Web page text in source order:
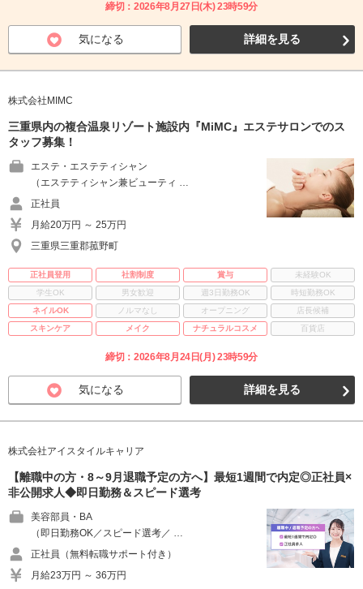
締切：2026年8月27日(木) 23時59分
気になる 詳細を見る
株式会社MIMC
三重県内の複合温泉リゾート施設内『MiMC』エステサロンでのス
タッフ募集！
エステ・エステティシャン
（エステティシャン兼ビューティ …
正社員
月給20万円 ～ 25万円
三重県三重郡菰野町
正社員登用 社割制度 賞与
未経験OK
学生OK
男女歓迎 週3日勤務OK
時短勤務OK
ネイルOK
ノルマなし オープニング
店長候補
スキンケア
メイク ナチュラルコスメ 百貨店
締切：2026年8月24日(月) 23時59分
気になる 詳細を見る
株式会社アイスタイルキャリア
【離職中の方・8～9月退職予定の方へ】最短1週間で内定◎正社員×
非公開求人◆即日勤務＆スピード選考
美容部員・BA
（即日勤務OK／スピード選考／ …
正社員（無料転職サポート付き）
月給23万円 ～ 36万円